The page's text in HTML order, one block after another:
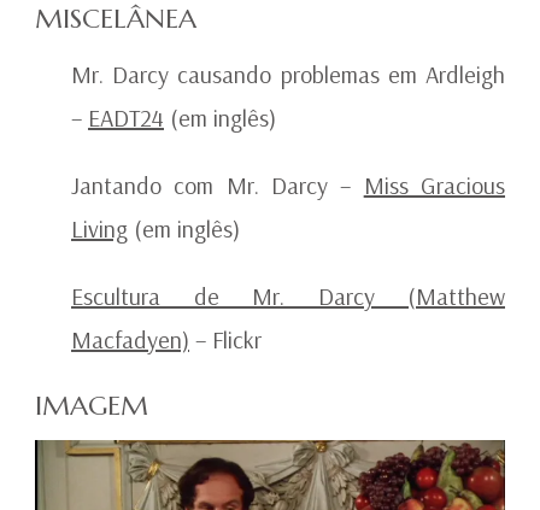
MISCELÂNEA
Mr. Darcy causando problemas em Ardleigh
– EADT24 (em inglês)
Jantando com Mr. Darcy – Miss Gracious
Living (em inglês)
Escultura de Mr. Darcy (Matthew
Macfadyen) – Flickr
IMAGEM